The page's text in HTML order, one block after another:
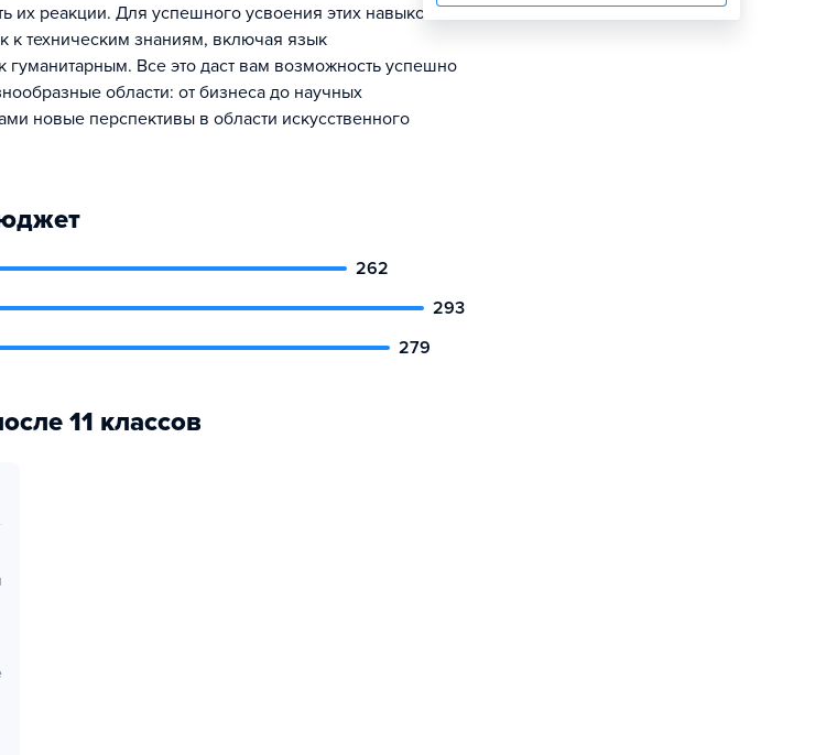
их реакции. Для успешного усвоения этих навыков
к техническим знаниям, включая язык
гуманитарным. Все это даст вам возможность успешно
области: от бизнеса до научных
новые перспективы в области искусственного
262
293
279
11 классов